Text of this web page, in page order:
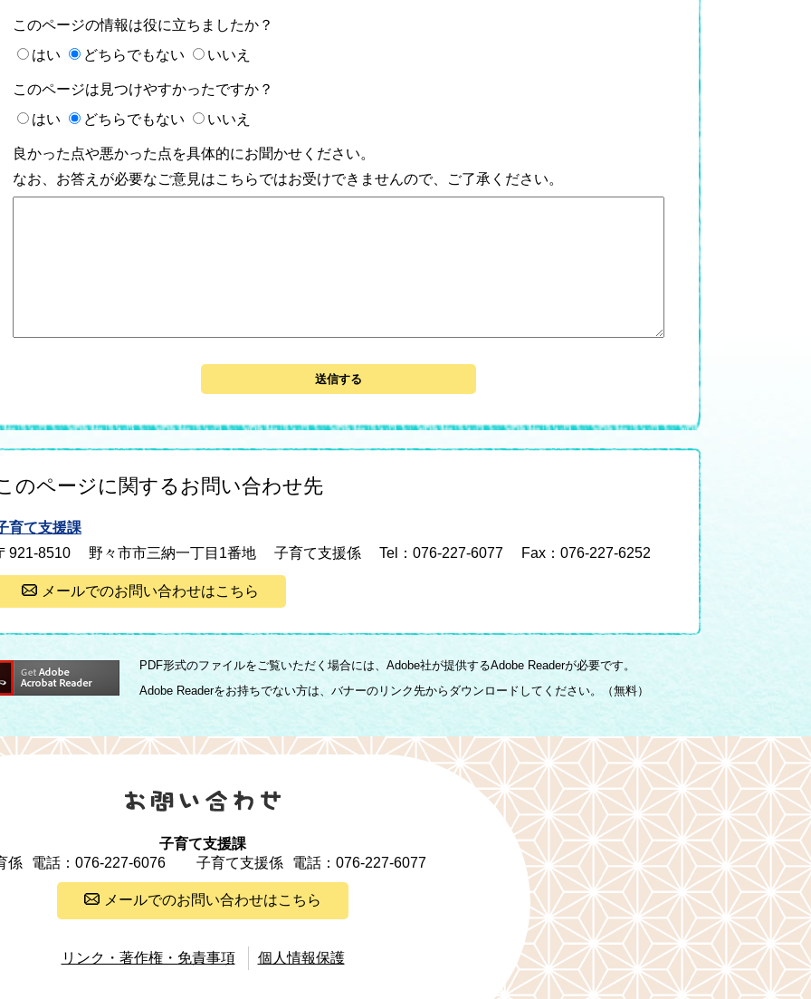
このページの情報は役に立ちましたか？
はい
どちらでもない いいえ
このページは見つけやすかったですか？
はい
どちらでもない いいえ
良かった点や悪かった点を具体的にお聞かせください。
なお、お答えが必要なご意見はこちらではお受けできませんので、ご了承ください。
のページに関するお問い合わせ先
育て支援課
921-8510
野々市市三納一丁目1番地 子育て支援係 Tel：076-227-6077 Fax：076-227-6252
メールでのお問い合わせはこちら
PDF形式のファイルをご覧いただく場合には、Adobe社が提供するAdobe Readerが必要です。
Adobe Readerをお持ちでない方は、バナーのリンク先からダウンロードしてください。（無料）
子育て支援課
係
電話：076-227-6076 子育て支援係 電話：076-227-6077
メールでのお問い合わせはこちら
リンク・著作権・免責事項 個人情報保護